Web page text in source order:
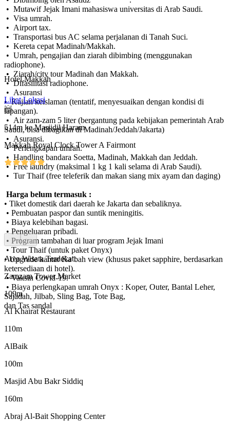
• Mutawif Jejak Imani mahasiswa universitas di Arab Saudi.
• Visa umrah.
• Airport tax.
• Transportasi bus AC selama perjalanan di Tanah Suci.
• Kereta cepat Madinah/Makkah.
• Umrah, pengajian dan ziarah dibimbing (menggunakan
radiophone).
• Ziarah/city tour Madinah dan Makkah.
• Difasilitasi radiophone.
• Asuransi
• Kajian keislaman (tentatif, menyesuaikan dengan kondisi di
lapangan).
• Air zam-zam 5 liter (bergantung pada kebijakan pemerintah Arab
Saudi, bisa dibagikan di Madinah/Jeddah/Jakarta)
• Asuransi.
• Perlengkapan umrah.
• Handling bandara Soetta, Madinah, Makkah dan Jeddah.
• Free laundry (maksimal 1 kg 1 kali selama di Arab Saudi).
• Tur Thaif (free teleferik dan makan siang mix ayam dan daging)
Harga belum termasuk :
• Tiket domestik dari daerah ke Jakarta dan sebaliknya.
• Pembuatan paspor dan suntik meningitis.
• Biaya kelebihan bagasi.
• Pengeluaran pribadi.
• Program tambahan di luar program Jejak Imani
• Tour Thaif (untuk paket Onyx)
• Upgrade kamar Ka’bah view (khusus paket sapphire, berdasarkan
ketersediaan di hotel).
• Vaksin Covid-19.
• Biaya perlengkapan umrah Onyx : Koper, Outer, Bantal Leher,
Sajadah, Jilbab, Sling Bag, Tote Bag,
dan Tas sandal
Hotel Makkah
Lihat Lokasi
514m ke Masjidil Haram
Makkah Royal Clock Tower A Fairmont
Area Wisata Terdekat:
Zamzam Tower Market
109m
Al Khairat Restaurant
110m
AlBaik
100m
Masjid Abu Bakr Siddiq
160m
Abraj Al-Bait Shopping Center